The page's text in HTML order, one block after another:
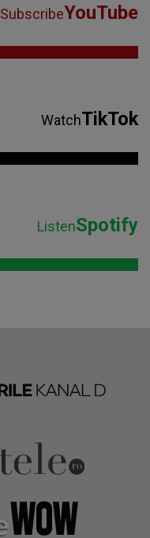
SubscribeYouTube
WatchTikTok
ListenSpotify